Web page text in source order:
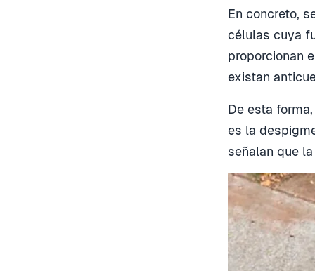
En concreto,
células cuya
proporcionan
existan
De esta
es la
señalan que